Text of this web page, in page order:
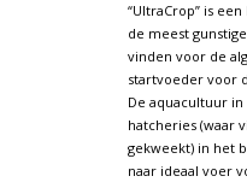
“UltraCrop” is
de meest
vinden voor de
startvoeder voor
De aquacultuur
hatcheries (waar
gekweekt) in het
naar ideaal voer